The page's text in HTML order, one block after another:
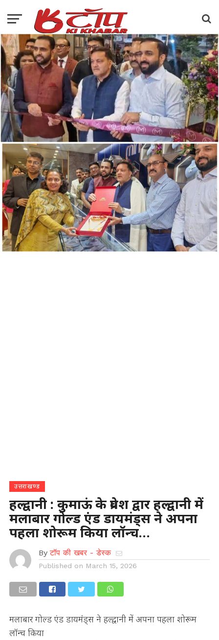
उत्तराखण्ड
हल्द्वानी : कुमाऊं के प्रवेश द्वार हल्द्वानी में
मलाबार गोल्ड एंड डायमंड्स ने अपना
पहला शोरूम किया लॉन्च…
By टॉप की खबर - डेस्क
Published on March 15, 2026
मलाबार गोल्ड एंड डायमंड्स ने हल्द्वानी में अपना पहला शोरूम
लॉन्च किया